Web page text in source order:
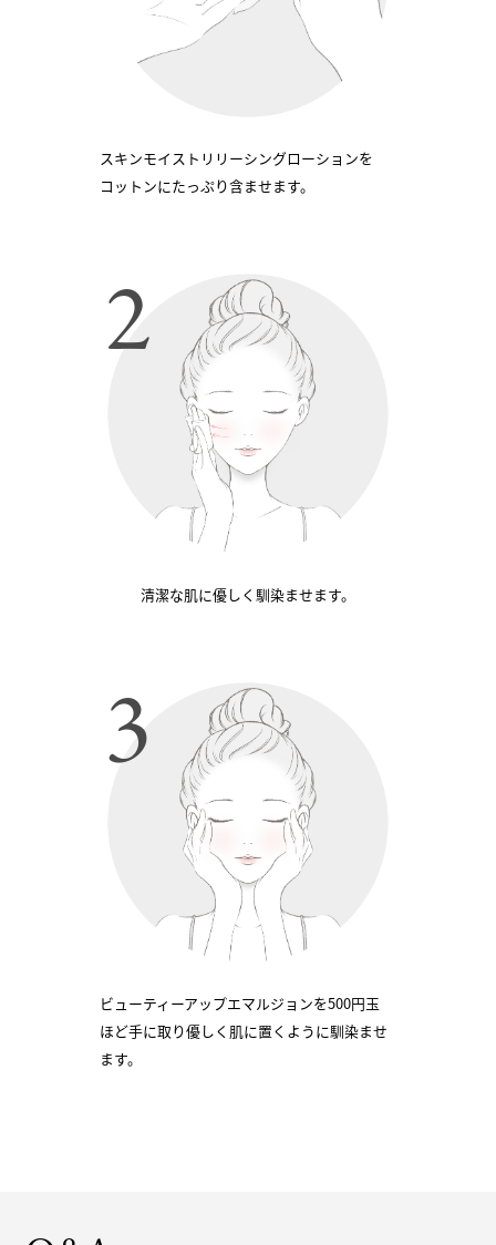
スキンモイストリリーシングローションを
コットンにたっぷり含ませます。
2
清潔な肌に優しく馴染ませます。
3
ビューティーアップエマルジョンを500円玉
ほど手に取り優しく肌に置くように馴染ませ
ます。